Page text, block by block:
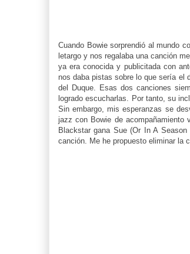
Cuando Bowie sorprendió al mundo
letargo y nos regalaba una canción
ya era conocida y publicitada con
nos daba pistas sobre lo que sería el
del Duque. Esas dos canciones
logrado escucharlas. Por tanto, su
Sin embargo, mis esperanzas se
jazz con Bowie de acompañamiento
Blackstar gana Sue (Or In A
canción. Me he propuesto eliminar la